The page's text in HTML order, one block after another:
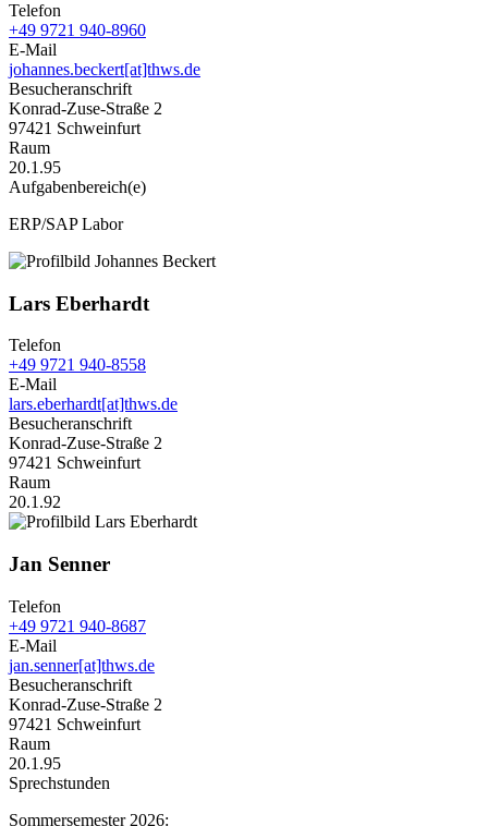
Telefon
+49 9721 940-8960
E-Mail
johannes.beckert[at]thws.de
Besucheranschrift
Konrad-Zuse-Straße 2
97421 Schweinfurt
Raum
20.1.95
Aufgabenbereich(e)
ERP/SAP Labor
Lars Eberhardt
Telefon
+49 9721 940-8558
E-Mail
lars.eberhardt[at]thws.de
Besucheranschrift
Konrad-Zuse-Straße 2
97421 Schweinfurt
Raum
20.1.92
Jan Senner
Telefon
+49 9721 940-8687
E-Mail
jan.senner[at]thws.de
Besucheranschrift
Konrad-Zuse-Straße 2
97421 Schweinfurt
Raum
20.1.95
Sprechstunden
Sommersemester 2026: